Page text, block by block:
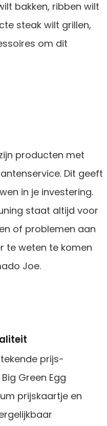
bakken, ribben wilt
steak wilt grillen,
om dit
producten met
Dit geeft
in je investering.
staat altijd voor
of problemen aan
te weten te komen
Joe.
prijs-
Green Egg
prijskaartje en